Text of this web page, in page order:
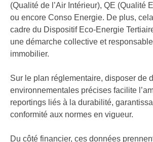
(Qualité de l’Air Intérieur), QE (Qualité
ou encore Conso Energie. De plus,
cadre du Dispositif Eco-Energie
une démarche collective et
immobilier.
Sur le plan réglementaire, disposer de
environnementales précises facilite
reportings liés à la durabilité,
conformité aux normes en vigueur.
Du côté financier, ces données